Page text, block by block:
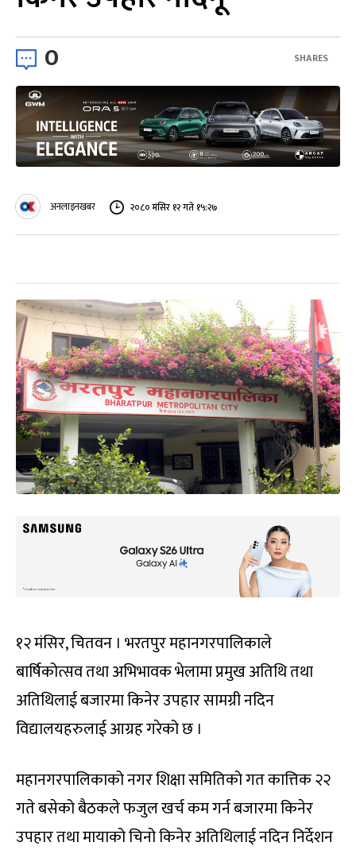
0 SHARES
अनलाइनखबर २०८० मंसिर १२ गते १५:२७
१२ मंसिर, चितवन । भरतपुर महानगरपालिकाले
बार्षिकोत्सव तथा अभिभावक भेलामा प्रमुख अतिथि तथा
अतिथिलाई बजारमा किनेर उपहार सामग्री नदिन
विद्यालयहरुलाई आग्रह गरेको छ ।
महानगरपालिकाको नगर शिक्षा समितिको गत कात्तिक २२
गते बसेको बैठकले फजुल खर्च कम गर्न बजारमा किनेर
उपहार तथा मायाको चिनो किनेर अतिथिलाई नदिन निर्देशन